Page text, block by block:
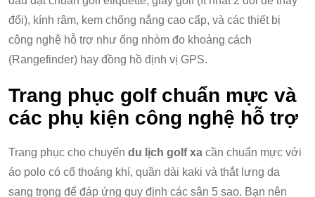
đổi), kính râm, kem chống nắng cao cấp, và các thiết bị
công nghệ hỗ trợ như ống nhòm đo khoảng cách
(Rangefinder) hay đồng hồ định vị GPS.
Trang phục golf chuẩn mực và
các phụ kiện công nghệ hỗ trợ
Trang phục cho chuyến du lịch golf xa cần chuẩn mực với
áo polo có cổ thoáng khí, quần dài kaki và thắt lưng da
sang trọng để đáp ứng quy định các sân 5 sao. Bạn nên